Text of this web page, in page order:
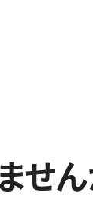
せん